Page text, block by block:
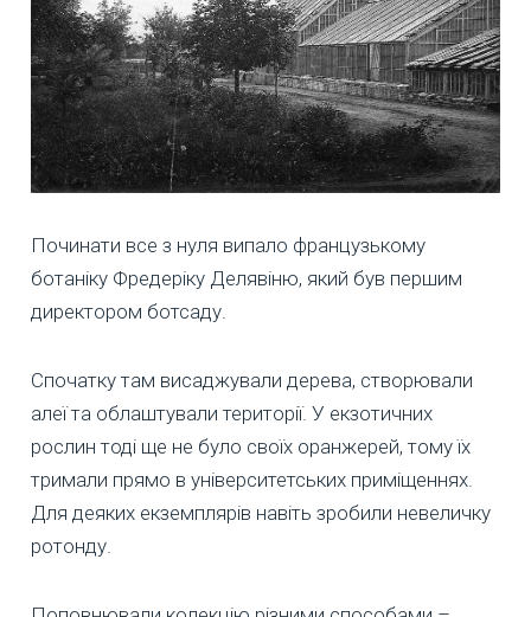
Починати все з нуля випало французькому
ботаніку Фредеріку Делявіню, який був першим
директором ботсаду.
Спочатку там висаджували дерева, створювали
алеї та облаштували території. У екзотичних
рослин тоді ще не було своїх оранжерей, тому їх
тримали прямо в університетських приміщеннях.
Для деяких екземплярів навіть зробили невеличку
ротонду.